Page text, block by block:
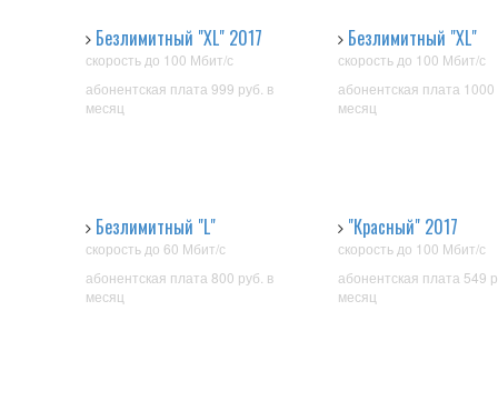
Безлимитный "XL" 2017
скорость до 100 Мбит/с
абонентская плата 999 руб. в
месяц
Безлимитный "XL"
скорость до 100 Мбит/с
абонентская плата 1000
месяц
Безлимитный "L"
скорость до 60 Мбит/с
абонентская плата 800 руб. в
месяц
"Красный" 2017
скорость до 100 Мбит/с
абонентская плата 549
месяц